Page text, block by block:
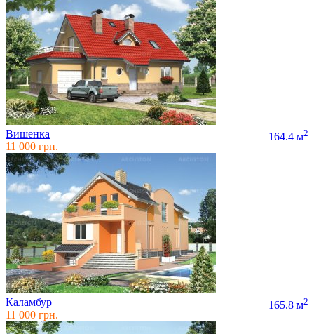
Вишенка 164.4 м2
11 000 грн.
Каламбур 165.8 м2
11 000 грн.